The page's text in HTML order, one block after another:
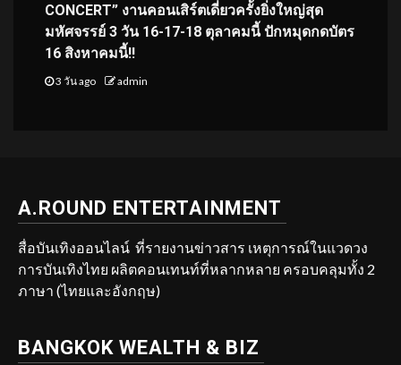
CONCERT” งานคอนเสิร์ตเดี่ยวครั้งยิ่งใหญ่สุด
มหัศจรรย์ 3 วัน 16-17-18 ตุลาคมนี้ ปักหมุดกดบัตร
16 สิงหาคมนี้!!
3 วัน ago admin
A.ROUND ENTERTAINMENT
สื่อบันเทิงออนไลน์ ที่รายงานข่าวสาร เหตุการณ์ในแวดวง
การบันเทิงไทย ผลิตคอนเทนท์ที่หลากหลาย ครอบคลุมทั้ง 2
ภาษา (ไทยและอังกฤษ)
BANGKOK WEALTH & BIZ